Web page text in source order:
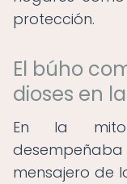
protección.
El búho
dioses en
En la
mensajero de